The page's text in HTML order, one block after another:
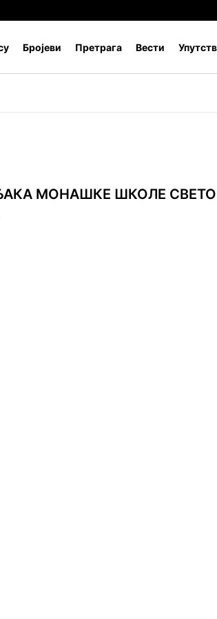
Бројеви Претрага Вести
МОНАШКЕ ШКОЛЕ